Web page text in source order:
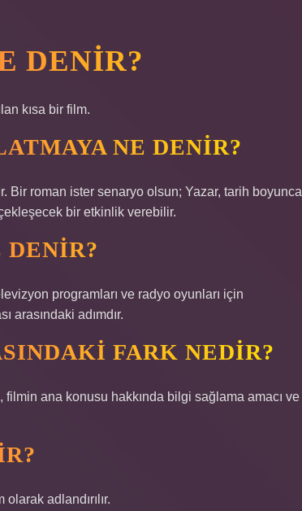
DENIR?
kısa bir film.
NE DENIR?
Bir roman ister senaryo olsun; Yazar, tarih boyunca
bir etkinlik verebilir.
programları ve radyo oyunları için
arasındaki adımdır.
FARK NEDIR?
ana konusu hakkında bilgi sağlama amacı ve
adlandırılır.